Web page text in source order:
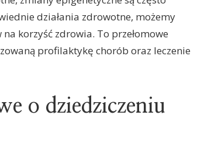
działania zdrowotne, możemy
korzyść zdrowia. To przełomowe
profilaktykę chorób oraz leczenie
o dziedziczeniu